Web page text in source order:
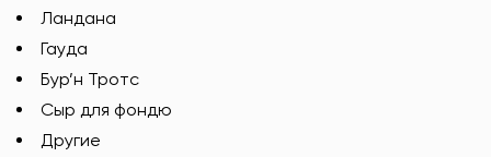
Ландана
Гауда
Бур’н Тротс
Сыр для фондю
Другие